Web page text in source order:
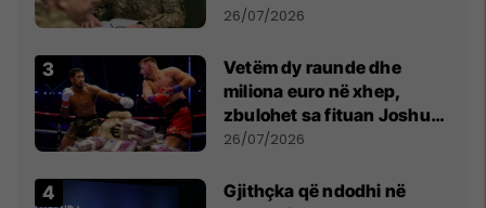
kontroll të madh
26/07/2026
Vetëm dy raunde dhe
miliona euro në xhep,
zbulohet sa fituan Joshua
e Prenga
26/07/2026
Gjithçka që ndodhi në